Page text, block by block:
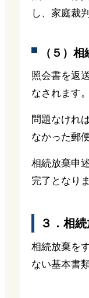
し、家庭裁
（５）
照会書を返
なされます。
問題なけれ
なかった郵
相続放棄申
完了となりま
３．相
相続放棄を
ない基本書